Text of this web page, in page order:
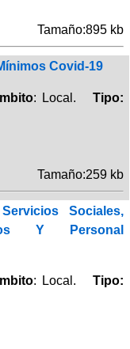
Tamaño:895 kb
Covid-19
: Local.Tipo:
Tamaño:259 kb
Sociales,
Y Personal
: Local.Tipo: